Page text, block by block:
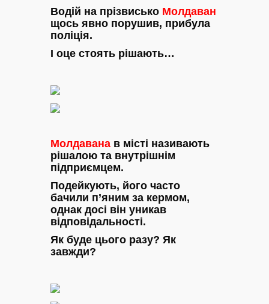
Водій на прізвисько Молдаван
щось явно порушив, прибула
поліція.
І оце стоять рішають…
Молдавана в місті називають
рішалою та внутрішнім
підприємцем.
Подейкують, його часто
бачили п’яним за кермом,
однак досі він уникав
відповідальності.
Як буде цього разу? Як
завжди?